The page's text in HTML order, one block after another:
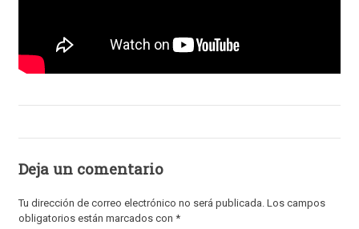
Deja un comentario
Tu dirección de correo electrónico no será publicada. Los campos
obligatorios están marcados con *